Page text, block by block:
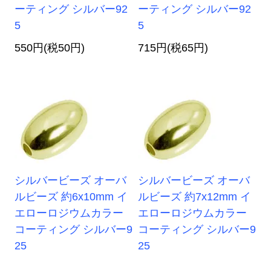
ーティング シルバー92
5
550円(税50円)
ーティング シルバー92
5
715円(税65円)
シルバービーズ オーバ
ルビーズ 約6x10mm イ
エローロジウムカラー
コーティング シルバー9
25
シルバービーズ オーバ
ルビーズ 約7x12mm イ
エローロジウムカラー
コーティング シルバー9
25